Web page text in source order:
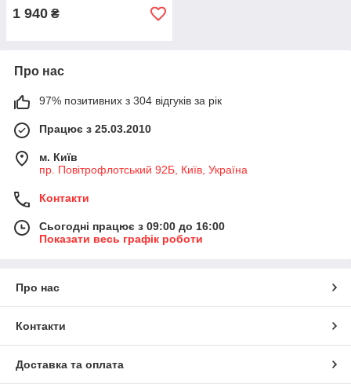
1 940 ₴
Про нас
97% позитивних з 304 відгуків за рік
Працює з 25.03.2010
м. Київ
пр. Повітрофлотський 92Б, Київ, Україна
Контакти
Сьогодні працює з 09:00 до 16:00
Показати весь графік роботи
Про нас
Контакти
Доставка та оплата